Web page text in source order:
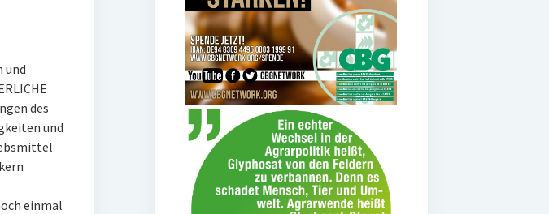
und
des
und
einmal